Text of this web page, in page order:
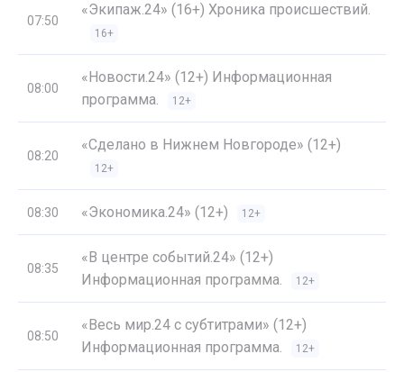
07:50
«Экипаж.24» (16+) Хроника происшествий.
16+
08:00
«Новости.24» (12+) Информационная
программа.
12+
08:20
«Сделано в Нижнем Новгороде» (12+)
12+
08:30 «Экономика.24» (12+) 12+
08:35
«В центре событий.24» (12+)
Информационная программа.
12+
08:50
«Весь мир.24 с субтитрами» (12+)
Информационная программа.
12+